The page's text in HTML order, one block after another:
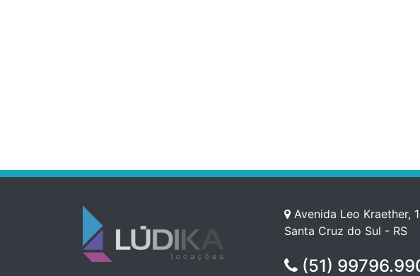
Avenida Leo Kraether,
Santa Cruz do Sul - RS
(51)